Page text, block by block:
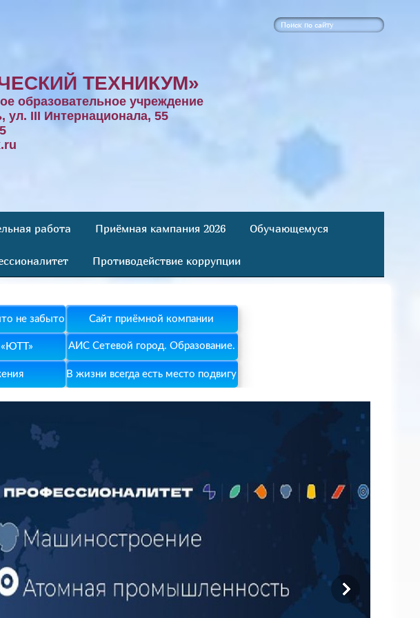
ТЕХНИКУМ»
образовательное учреждение
ул. III Интернационала, 55
работа Приёмная кампания 2026 Обучающемуся
Противодействие коррупции
не забыто Сайт приёмной компании
АИС Сетевой город. Образование.
В жизни всегда есть место подвигу